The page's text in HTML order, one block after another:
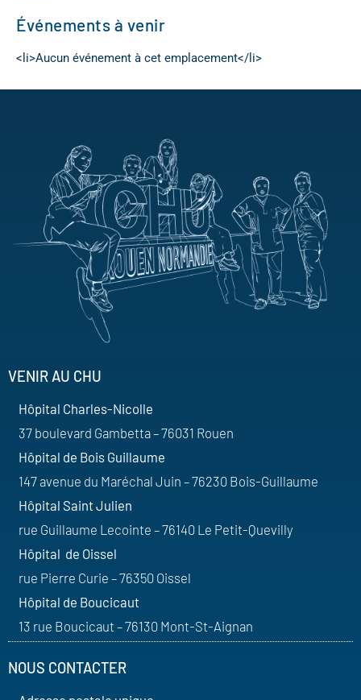
Événements à venir
<li>Aucun événement à cet emplacement</li>
VENIR AU CHU
Hôpital Charles-Nicolle
37 boulevard Gambetta – 76031 Rouen
Hôpital de Bois Guillaume
147 avenue du Maréchal Juin – 76230 Bois-Guillaume
Hôpital Saint Julien
rue Guillaume Lecointe – 76140 Le Petit-Quevilly
Hôpital de Oissel
rue Pierre Curie – 76350 Oissel
Hôpital de Boucicaut
13 rue Boucicaut – 76130 Mont-St-Aignan
NOUS CONTACTER